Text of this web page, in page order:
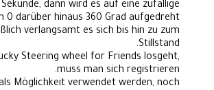
dann wird es auf eine zufällige
0 darüber hinaus 360 Grad aufgedreht
verlangsamt es sich bis hin zu zum
Stillstand.
Steering wheel for Friends losgeht,
muss man sich registrieren.
Möglichkeit verwendet werden, noch